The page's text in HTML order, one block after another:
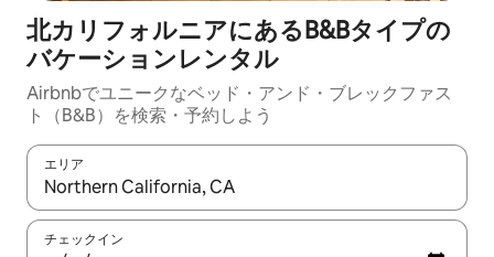
北カリフォルニアにあるB&Bタイプの
バケーションレンタル
Airbnbでユニークなベッド・アンド・ブレックファス
ト（B&B）を検索・予約しよう
エリア
検索結果が表示されたら、上下の矢印キーを使って移動するか
チェックイン